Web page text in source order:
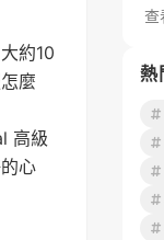
約10
麼
高級
心
查
熱